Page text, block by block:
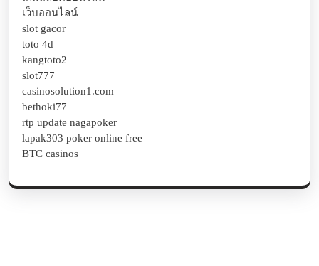
เว็บออนไลน์
slot gacor
toto 4d
kangtoto2
slot777
casinosolution1.com
bethoki77
rtp update nagapoker
lapak303 poker online free
BTC casinos